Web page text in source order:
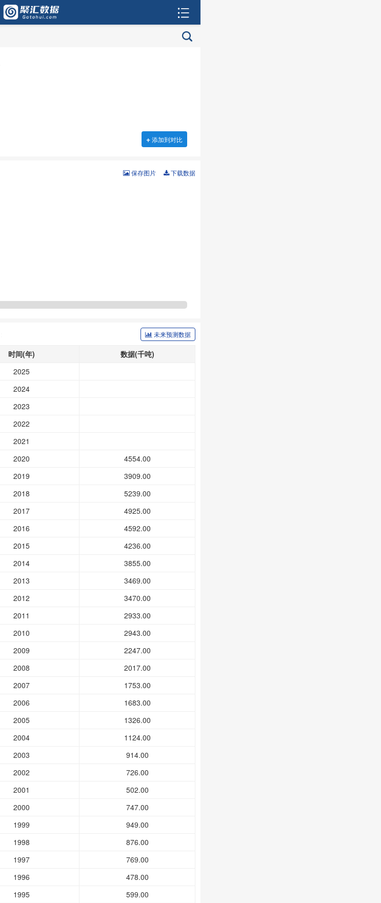
+添加到对比
下载数据
保存图片
未来预测数据
时间(年)
数据(千吨)
2025
2024
2023
2022
2021
2020
4554.00
2019
3909.00
2018
5239.00
2017
4925.00
2016
4592.00
2015
4236.00
2014
3855.00
2013
3469.00
2012
3470.00
2011
2933.00
2010
2943.00
2009
2247.00
2008
2017.00
2007
1753.00
2006
1683.00
2005
1326.00
2004
1124.00
2003
914.00
2002
726.00
2001
502.00
2000
747.00
1999
949.00
1998
876.00
1997
769.00
1996
478.00
1995
599.00